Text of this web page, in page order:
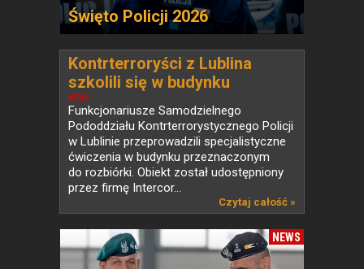
Święto Policji 2026
NEWS
Kontrterroryści z Lublina
szkolili się w budynku
przeznaczonym do rozbiórki
Funkcjonariusze Samodzielnego
Pododdziału Kontrterrorystycznego Policji
w Lublinie przeprowadzili specjalistyczne
ćwiczenia w budynku przeznaczonym
do rozbiórki. Obiekt został udostępniony
przez firmę Intercor...
Czytaj całość »
NEWS